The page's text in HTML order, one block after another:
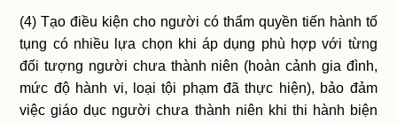
(4) Tạo điều kiện cho người có thẩm quyền tiến hành tố
tụng có nhiều lựa chọn khi áp dụng phù hợp với từng
đối tượng người chưa thành niên (hoàn cảnh gia đình,
mức độ hành vi, loại tội phạm đã thực hiện), bảo đảm
việc giáo dục người chưa thành niên khi thi hành biện